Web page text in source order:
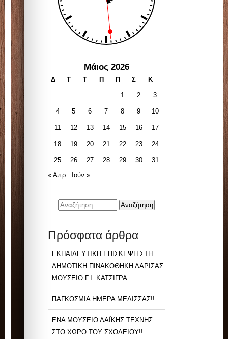
Μάιος 2026
Δ Τ Τ Π Π Σ
Κ
1
2 3
4 5 6 7 8 9 10
11 12 13 14 15 16 17
18 19 20 21 22 23 24
25 26 27 28 29 30
31
« Απρ
Ιούν »
Πρόσφατα άρθρα
ΕΚΠΑΙΔΕΥΤΙΚΗ ΕΠΙΣΚΕΨΗ ΣΤΗ
ΔΗΜΟΤΙΚΗ ΠΙΝΑΚΟΘΗΚΗ ΛΑΡΙΣΑΣ
ΜΟΥΣΕΙΟ Γ.Ι. ΚΑΤΣΙΓΡΑ.
ΠΑΓΚΟΣΜΙΑ ΗΜΕΡΑ ΜΕΛΙΣΣΑΣ!!
ΕΝΑ ΜΟΥΣΕΙΟ ΛΑΪΚΗΣ ΤΕΧΝΗΣ
ΣΤΟ ΧΩΡΟ ΤΟΥ ΣΧΟΛΕΙΟΥ!!